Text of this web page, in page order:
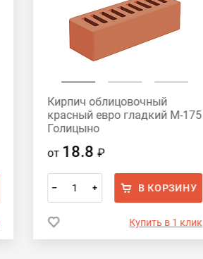
Кирпич облицовочный
красный евро гладкий М-175
Голицыно
от 18.8 ₽
– + В КОРЗИНУ
Купить в 1 клик